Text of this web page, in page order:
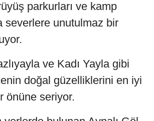
parkurları ve kamp
severlere unutulmaz bir
ve Kadı Yayla gibi
doğal güzelliklerini en iyi
önüne seriyor.